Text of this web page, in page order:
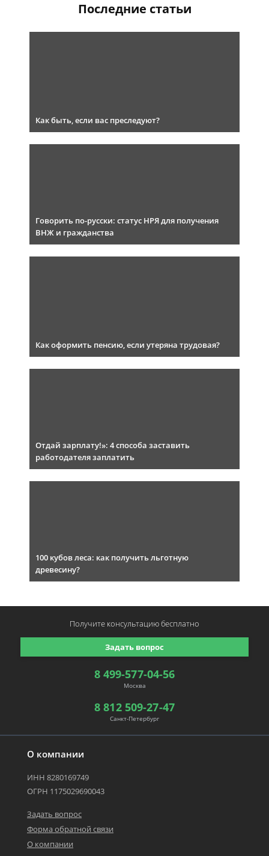
Последние статьи
Как быть, если вас преследуют?
Говорить по-русски: статус НРЯ для получения
ВНЖ и гражданства
Как оформить пенсию, если утеряна трудовая?
Отдай зарплату!»: 4 способа заставить
работодателя заплатить
100 кубов леса: как получить льготную
древесину?
О компании
ИНН 8280169749
ОГРН 1175029690043
Задать вопрос
Форма обратной связи
О компании
8 499-577-04-56
Москва
8 812 509-27-47
Санкт-Петербург
Задать вопрос
Получите консультациюбесплатно